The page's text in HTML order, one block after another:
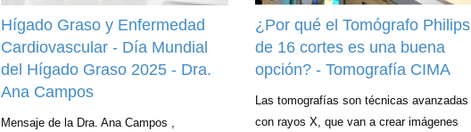
Hígado Graso y Enfermedad
Cardiovascular - Día Mundial
del Hígado Graso 2025 - Dra.
Ana Campos
Mensaje de la Dra. Ana Campos ,
¿Por qué el Tomógrafo Philips
de 16 cortes es una buena
opción? - Tomografía CIMA
Las tomografías son técnicas avanzadas
con rayos X, que van a crear imágenes